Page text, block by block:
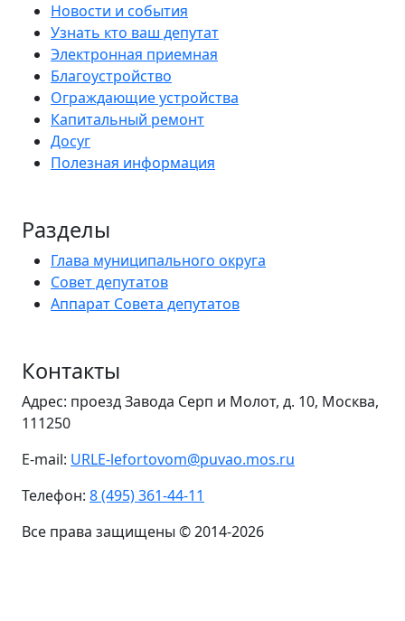
Новости и события
Узнать кто ваш депутат
Электронная приемная
Благоустройство
Ограждающие устройства
Капитальный ремонт
Досуг
Полезная информация
Разделы
Глава муниципального округа
Совет депутатов
Аппарат Совета депутатов
Контакты
Адрес: проезд Завода Серп и Молот, д. 10, Москва,
111250
E-mail: URLE-lefortovom@puvao.mos.ru
Телефон: 8 (495) 361-44-11
Все права защищены © 2014-2026